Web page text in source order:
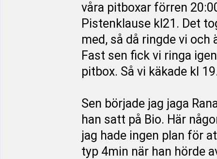
våra pitboxar förren
Pistenklause kl21. Det
med, så då ringde vi och
Fast sen fick vi ringa
pitbox. Så vi käkade kl
Sen började jag jaga
han satt på Bio. Här
jag hade ingen plan för
typ 4min när han hörde